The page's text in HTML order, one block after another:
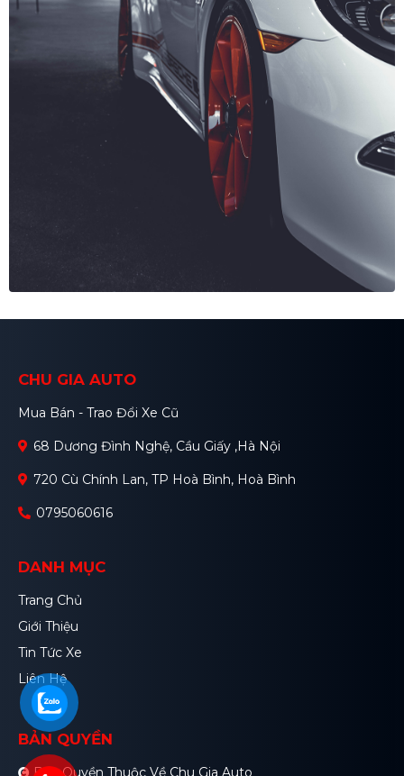
CHU GIA AUTO
Mua Bán - Trao Đổi Xe Cũ
68 Dương Đình Nghệ, Cầu Giấy ,Hà Nội
720 Cù Chính Lan, TP Hoà Bình, Hoà Bình
0795060616
DANH MỤC
Trang Chủ
Giới Thiệu
Tin Tức Xe
Liên Hệ
BẢN QUYỀN
Bản Quyền Thuộc Về Chu Gia Auto